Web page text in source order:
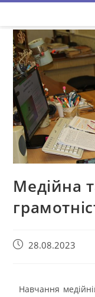
Медійна
28.08.2023
Навчання